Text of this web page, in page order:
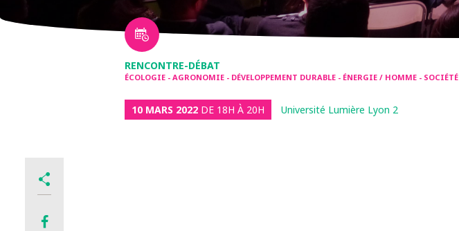
RENCONTRE-DÉBAT
ÉCOLOGIE - AGRONOMIE - DÉVELOPPEMENT DURABLE - ÉNERGIE / HOMME - SOCIÉTÉ
10 MARS 2022 DE 18H À 20H Université Lumière Lyon 2